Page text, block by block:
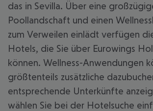
das in Sevilla. Über eine
Poollandschaft und einen
zum Verweilen einlädt verfügen
Hotels, die Sie über Eurowings
können. Wellness-Anwendungen
größtenteils zusätzliche
entsprechende Unterkünfte
wählen Sie bei der Hotelsuche